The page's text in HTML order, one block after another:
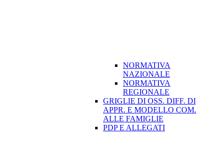
NORMATIVA
NAZIONALE
NORMATIVA
REGIONALE
GRIGLIE DI OSS. DIFF. DI
APPR. E MODELLO COM.
ALLE FAMIGLIE
PDP E ALLEGATI